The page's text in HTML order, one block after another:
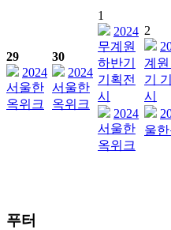
29
2024
서울한
옥위크
30
2024
서울한
옥위크
1
2024
무계원
하반기
기획전
시
2024
서울한
옥위크
2
계
기
시
울
푸터